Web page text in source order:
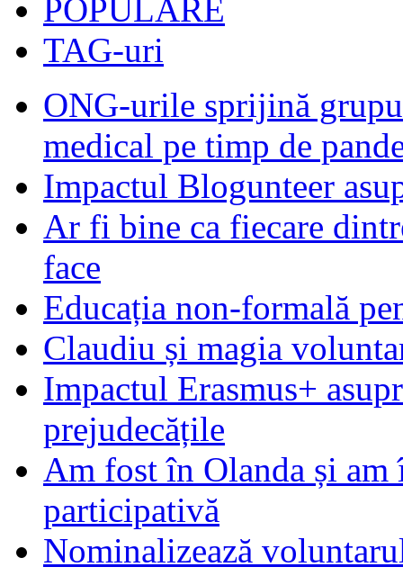
POPULARE
TAG-uri
ONG-urile sprijină
medical pe timp de
Impactul Blogunteer
Ar fi bine ca fiecare
face
Educația non-formală
Claudiu și magia
Impactul Erasmus+
prejudecățile
Am fost în Olanda și am
participativă
Nominalizează